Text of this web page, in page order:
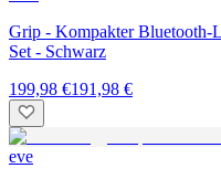
Grip - Kompakter Bluetooth-
Set - Schwarz
199,98 €191,98 €
eve